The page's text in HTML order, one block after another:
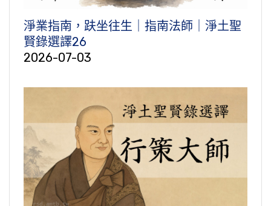
淨業指南，趺坐往生｜指南法師｜淨土聖
賢錄選譯26
2026-07-03